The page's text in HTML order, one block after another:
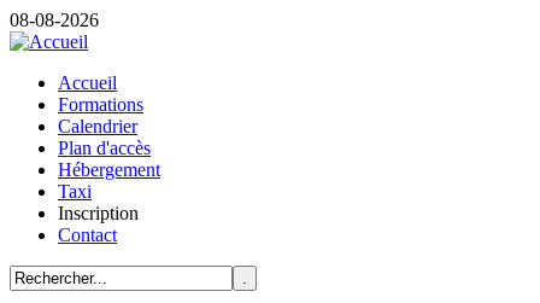
08-08-2026
Accueil
Formations
Calendrier
Plan d'accès
Hébergement
Taxi
Inscription
Contact